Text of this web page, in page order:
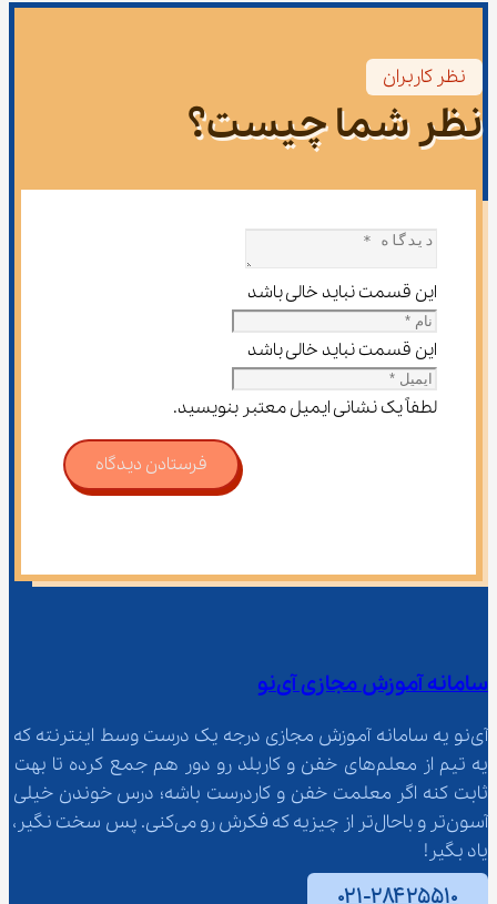
نظر کاربران
نظر شما چیست؟
این قسمت نباید خالی باشد
این قسمت نباید خالی باشد
لطفاً یک نشانی ایمیل معتبر بنویسید.
فرستادن دیدگاه
سامانه آموزش مجازی آی‌نو
آی‌نو یه سامانه آموزش مجازی درجه یک درست وسط اینترنته که
یه تیم از معلم‌‌های خفن و کاربلد رو دور هم جمع کرده تا بهت
ثابت کنه اگر معلمت خفن و کاردرست باشه؛ درس خوندن خیلی
آسون‌تر و باحال‌تر از چیزیه که فکرش رو می‌کنی. پس سخت نگیر،
یاد بگیر!
۰۲۱-۲۸۴۲۵۵۱۰